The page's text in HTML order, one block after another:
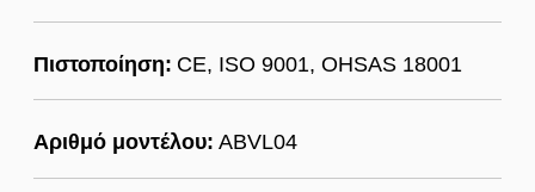
Πιστοποίηση: CE, ISO 9001, OHSAS 18001
Αριθμό μοντέλου: ΑΒVL04